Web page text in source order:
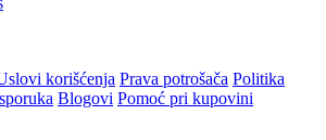
korišćenja Prava potrošača Politika
Blogovi Pomoć pri kupovini